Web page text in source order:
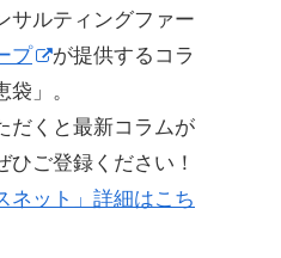
サルティングファー
プ
が提供するコラ
」。
だくと最新コラムが
ひご登録ください！
ネット」詳細はこち